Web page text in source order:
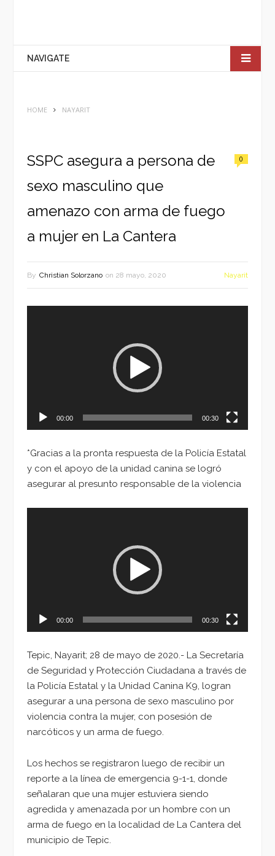
NAVIGATE
HOME NAYARIT
SSPC asegura a persona de
sexo masculino que
amenazo con arma de fuego
a mujer en La Cantera
0
By Christian Solorzano on 28 mayo, 2020 Nayarit
00:00 00:30
*Gracias a la pronta respuesta de la Policía Estatal
y con el apoyo de la unidad canina se logró
asegurar al presunto responsable de la violencia
00:00 00:30
Tepic, Nayarit; 28 de mayo de 2020.- La Secretaría
de Seguridad y Protección Ciudadana a través de
la Policía Estatal y la Unidad Canina K9, logran
asegurar a una persona de sexo masculino por
violencia contra la mujer, con posesión de
narcóticos y un arma de fuego.
Los hechos se registraron luego de recibir un
reporte a la línea de emergencia 9-1-1, donde
señalaran que una mujer estuviera siendo
agredida y amenazada por un hombre con un
arma de fuego en la localidad de La Cantera del
municipio de Tepic.